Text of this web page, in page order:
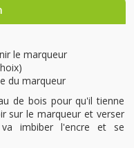
le marqueur
du marqueur
de bois pour qu'il tienne
sur le marqueur et verser
imbiber l'encre et se